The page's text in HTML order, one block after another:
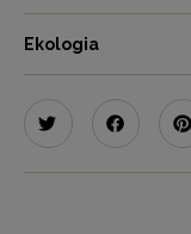
Ekologia